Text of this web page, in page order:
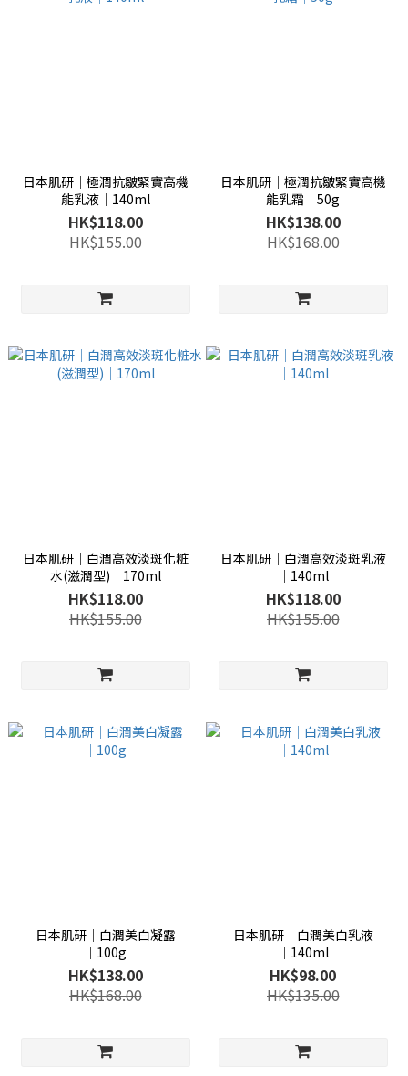
日本肌研│極潤抗皺緊實高機
能乳液│140ml
HK$118.00
HK$155.00
日本肌研│極潤抗皺緊實高機
能乳霜│50g
HK$138.00
HK$168.00
日本肌研│白潤高效淡斑化粧
水(滋潤型)│170ml
HK$118.00
HK$155.00
日本肌研│白潤高效淡斑乳液
│140ml
HK$118.00
HK$155.00
日本肌研│白潤美白凝露
│100g
HK$138.00
HK$168.00
日本肌研│白潤美白乳液
│140ml
HK$98.00
HK$135.00